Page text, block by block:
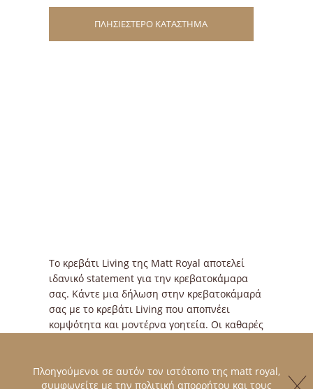
ΠΛΗΣΙΕΣΤΕΡΟ ΚΑΤΑΣΤΗΜΑ
Το κρεβάτι Living της Matt Royal αποτελεί
ιδανικό statement για την κρεβατοκάμαρα
σας. Κάντε μια δήλωση στην κρεβατοκάμαρά
σας με το κρεβάτι Living που αποπνέει
κομψότητα και μοντέρνα γοητεία. Οι καθαρές
διαχρονικό κεντρικό στοιχείο που
αναδεικνύει την αισθητική κάθε δωματίου,
Πλοηγούμενοι σε αυτόν τον ιστότοπο της matt royal,
συμφωνείτε με την πολιτική απορρήτου και τους